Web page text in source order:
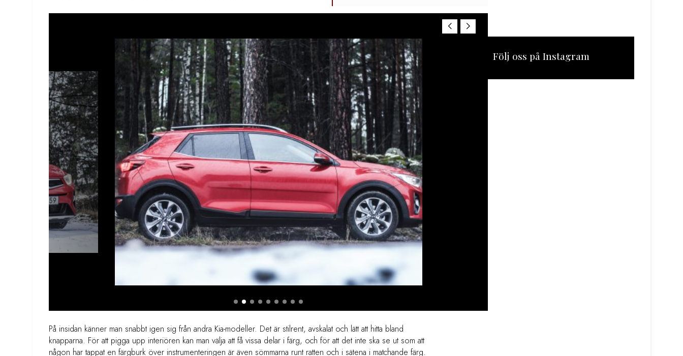
På insidan känner man snabbt igen sig från andra Kia-modeller. Det är stilrent, avskalat och lätt att hitta bland
knapparna. För att pigga upp interiören kan man välja att få vissa delar i färg, och för att det inte ska se ut som att
någon har tappat en färgburk över instrumenteringen är även sömmarna runt ratten och i sätena i matchande färg.
Följ oss på Instagram